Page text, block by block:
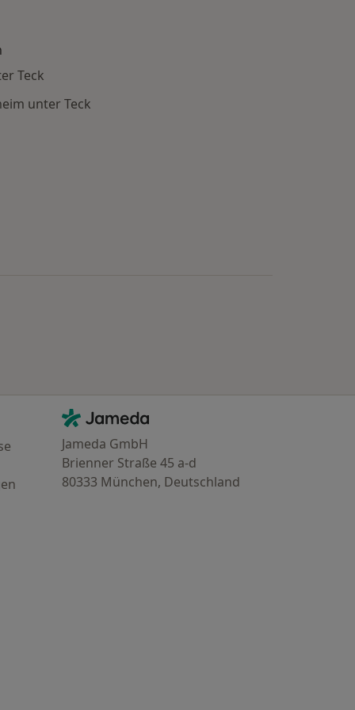
Teck
unter Teck
Kontakt
Jameda - Startseite
Jameda GmbH
Brienner Straße 45 a-d
80333 München, Deutschland